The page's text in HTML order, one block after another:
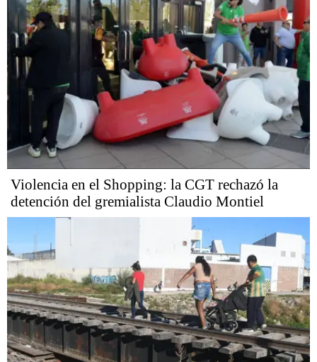
Violencia en el Shopping: la CGT rechazó la
detención del gremialista Claudio Montiel